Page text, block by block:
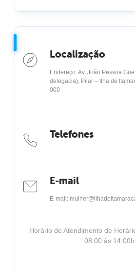
Localização
Endereço: Av. João Pessoa
delegacia), Pilar – Ilha de
000
Telefones
E-mail
E-mail:
Horário de Atendimento de
08:00 às 14:00h